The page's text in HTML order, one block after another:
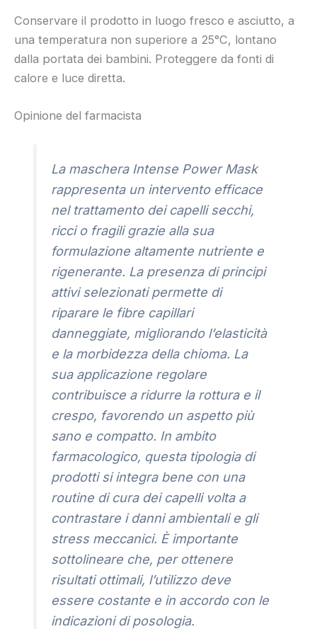
Conservare il prodotto in luogo fresco e asciutto, a
una temperatura non superiore a 25°C, lontano
dalla portata dei bambini. Proteggere da fonti di
calore e luce diretta.
Opinione del farmacista
La maschera Intense Power Mask
rappresenta un intervento efficace
nel trattamento dei capelli secchi,
ricci o fragili grazie alla sua
formulazione altamente nutriente e
rigenerante. La presenza di principi
attivi selezionati permette di
riparare le fibre capillari
danneggiate, migliorando l’elasticità
e la morbidezza della chioma. La
sua applicazione regolare
contribuisce a ridurre la rottura e il
crespo, favorendo un aspetto più
sano e compatto. In ambito
farmacologico, questa tipologia di
prodotti si integra bene con una
routine di cura dei capelli volta a
contrastare i danni ambientali e gli
stress meccanici. È importante
sottolineare che, per ottenere
risultati ottimali, l’utilizzo deve
essere costante e in accordo con le
indicazioni di posologia.